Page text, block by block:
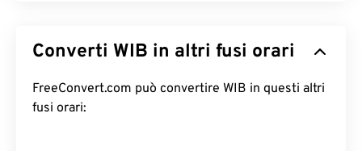
Converti WIB in altri fusi orari
FreeConvert.com può convertire WIB in questi altri
fusi orari: